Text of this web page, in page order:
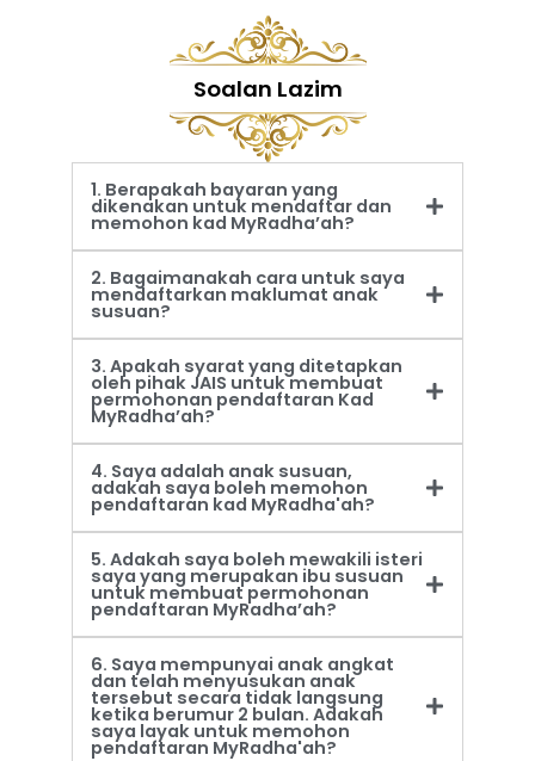
Soalan Lazim
1. Berapakah bayaran yang
dikenakan untuk mendaftar dan
memohon kad MyRadha’ah?
2. Bagaimanakah cara untuk saya
mendaftarkan maklumat anak
susuan?
3. Apakah syarat yang ditetapkan
oleh pihak JAIS untuk membuat
permohonan pendaftaran Kad
MyRadha’ah?
4. Saya adalah anak susuan,
adakah saya boleh memohon
pendaftaran kad MyRadha'ah?
5. Adakah saya boleh mewakili isteri
saya yang merupakan ibu susuan
untuk membuat permohonan
pendaftaran MyRadha’ah?
6. Saya mempunyai anak angkat
dan telah menyusukan anak
tersebut secara tidak langsung
ketika berumur 2 bulan. Adakah
saya layak untuk memohon
pendaftaran MyRadha'ah?